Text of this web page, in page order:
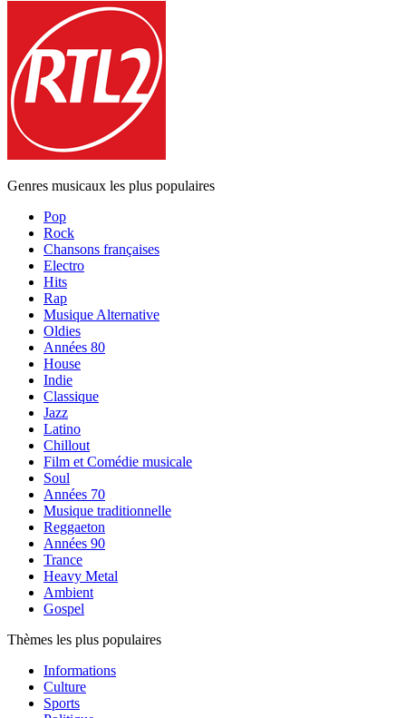
Genres musicaux les plus populaires
Pop
Rock
Chansons françaises
Electro
Hits
Rap
Musique Alternative
Oldies
Années 80
House
Indie
Classique
Jazz
Latino
Chillout
Film et Comédie musicale
Soul
Années 70
Musique traditionnelle
Reggaeton
Années 90
Trance
Heavy Metal
Ambient
Gospel
Thèmes les plus populaires
Informations
Culture
Sports